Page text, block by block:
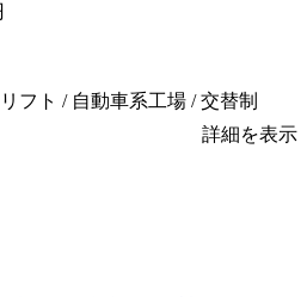
フト / 自動車系工場 / 交替制
詳細を表示